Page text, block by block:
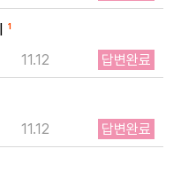
1
11.12 답변완료
11.12 답변완료